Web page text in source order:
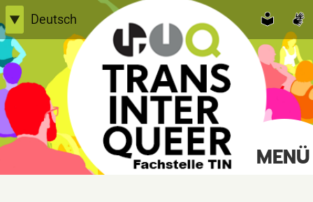
Skip
to
content
▼
Deutsch
English
Einfache Sprache
TransInterQueer e.V.
Suche
MENÜ